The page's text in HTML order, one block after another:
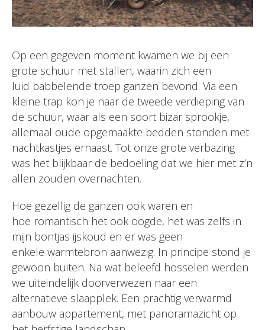
Op een gegeven moment kwamen we bij een
grote schuur met stallen, waarin zich een
luid babbelende troep ganzen bevond. Via een
kleine trap kon je naar de tweede verdieping van
de schuur, waar als een soort bizar sprookje,
allemaal oude opgemaakte bedden stonden met
nachtkastjes ernaast. Tot onze grote verbazing
was het blijkbaar de bedoeling dat we hier met z’n
allen zouden overnachten.
Hoe gezellig de ganzen ook waren en
hoe romantisch het ook oogde, het was zelfs in
mijn bontjas ijskoud en er was geen
enkele warmtebron aanwezig. In principe stond je
gewoon buiten. Na wat beleefd hosselen werden
we uiteindelijk doorverwezen naar een
alternatieve slaapplek. Een prachtig verwarmd
aanbouw appartement, met panoramazicht op